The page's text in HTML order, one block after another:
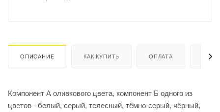
ОПИСАНИЕ КАК КУПИТЬ ОПЛАТА
Компонент А оливкового цвета, компонент Б одного из
цветов - белый, серый, телесный, тёмно-серый, чёрный,